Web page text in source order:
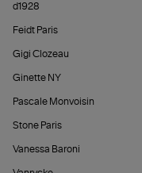
d1928
Feidt Paris
Gigi Clozeau
Ginette NY
Pascale Monvoisin
Stone Paris
Vanessa Baroni